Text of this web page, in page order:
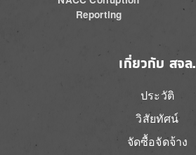
Reporting
เกี่ยวกับ สจล.
ประวัติ
วิสัยทัศน์
จัดซื้อจัดจ้าง